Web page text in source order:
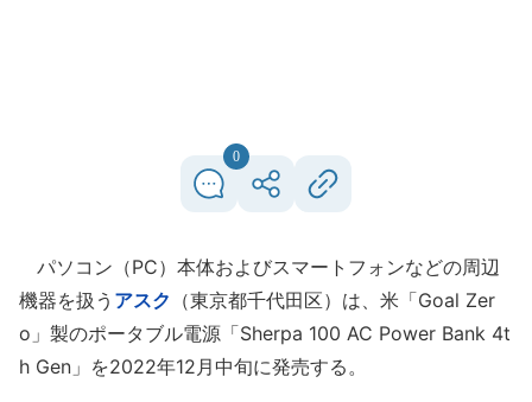
0
パソコン（PC）本体およびスマートフォンなどの周辺
機器を扱う アスク （東京都千代田区）は、米「Goal Zer
o」製のポータブル電源「Sherpa 100 AC Power Bank 4t
h Gen」を2022年12月中旬に発売する。